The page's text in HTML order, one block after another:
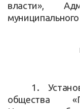
власти»,
1.
общества